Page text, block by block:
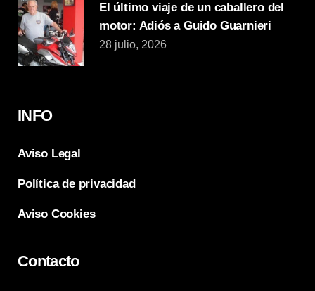
El último viaje de un caballero del
motor: Adiós a Guido Guarnieri
28 julio, 2026
INFO
Aviso Legal
Política de privacidad
Aviso Cookies
Contacto